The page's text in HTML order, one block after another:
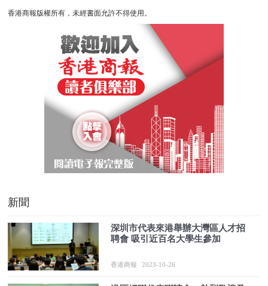
香港商報版權所有，未經書面允許不得使用。
新聞
深圳市代表來港舉辦大灣區人才招
聘會 吸引近百名大學生參加
香港商報 2023-10-26